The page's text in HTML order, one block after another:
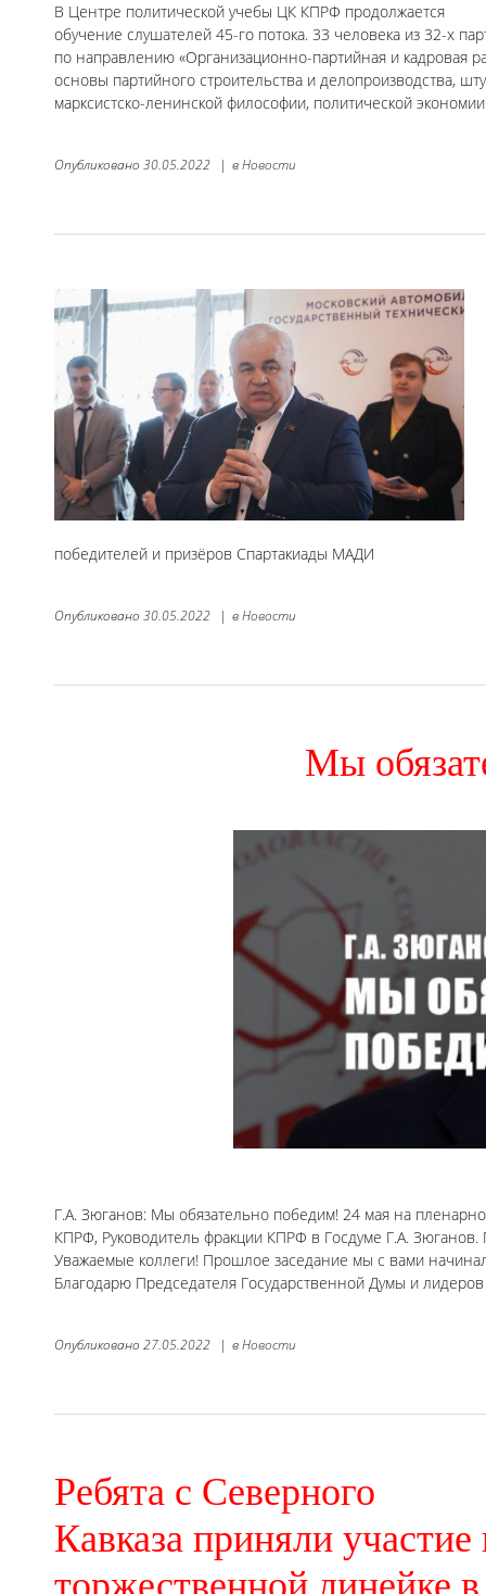
В Центре политической учебы ЦК КПРФ продолжается
обучение слушателей 45-го потока. 33 человека из 32-х
по направлению «Организационно-партийная и кадровая
основы партийного строительства и делопроизводства,
марксистско-ленинской философии, политической
Опубликовано 30.05.2022 | вНовости
победителей и призёров Спартакиады МАДИ
Опубликовано 30.05.2022 | вНовости
Мы
Г.А. Зюганов: Мы обязательно победим! 24 мая на
КПРФ, Руководитель фракции КПРФ в Госдуме Г.А.
Уважаемые коллеги! Прошлое заседание мы с вами
Благодарю Председателя Государственной Думы и
Опубликовано 27.05.2022 | вНовости
Ребята с Северного
Кавказа приняли участие
торжественной линейке в